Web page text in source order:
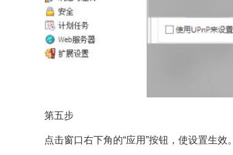
第五步
点击窗口右下角的“应用”按钮，使设置生效。